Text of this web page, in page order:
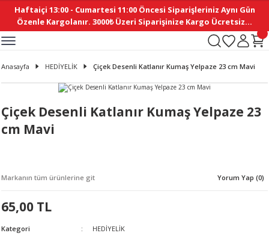
Haftaiçi 13:00 - Cumartesi 11:00 Öncesi Siparişleriniz Aynı Gün
Özenle Kargolanır. 3000₺ Üzeri Siparişinize Kargo Ücretsiz...
Geri Dön
Geri Dön
Geri Dön
Geri Dön
Geri Dön
Geri Dön
Geri Dön
Geri Dön
Geri Dön
Geri Dön
Geri Dön
Geri Dön
Geri Dön
Geri Dön
Geri Dön
AKSESUAR
Geri Dön
DERGİ
Geri Dön
Geri Dön
Geri Dön
Geri Dön
Geri Dön
Anasayfa HEDİYELİK Çiçek Desenli Katlanır Kumaş Yelpaze 23 cm Mavi
Çiçek Desenli Katlanır Kumaş Yelpaze 23
cm Mavi
Markanın tüm ürünlerine git Yorum Yap (0)
65,00 TL
Kategori
HEDİYELİK